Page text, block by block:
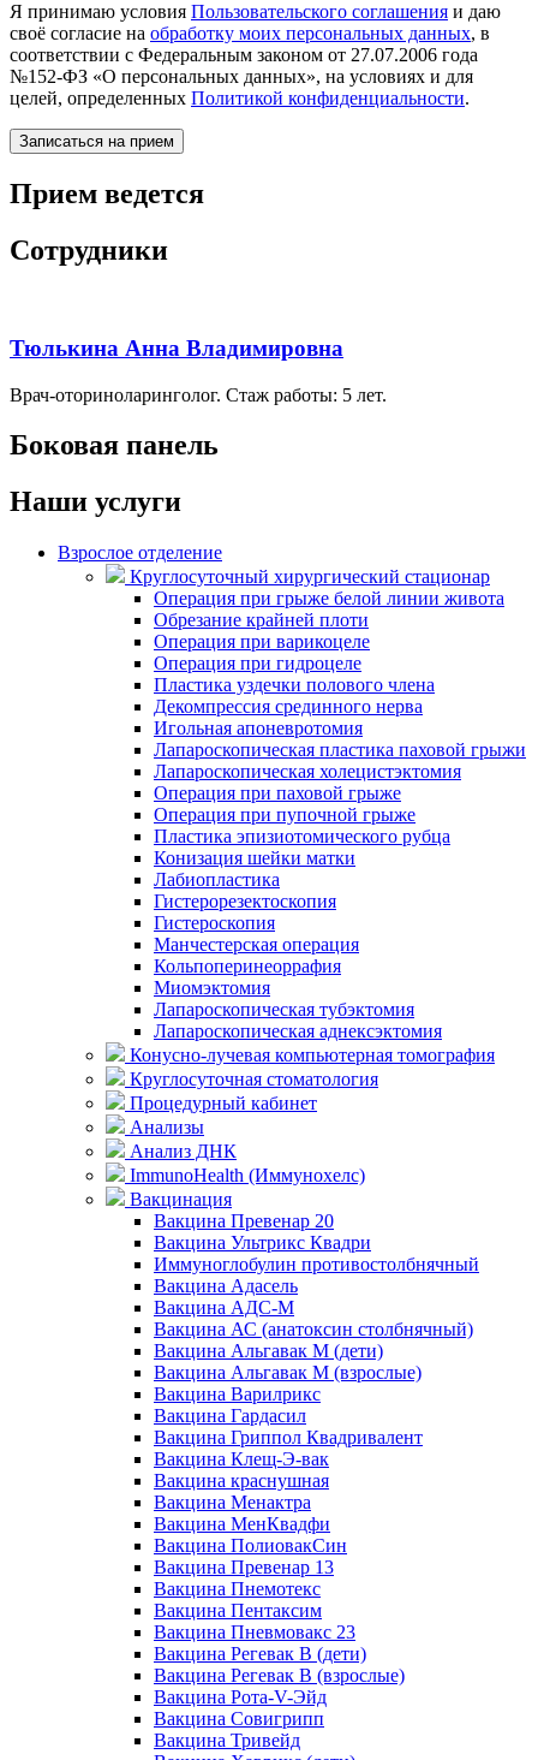
Я принимаю условия Пользовательского соглашения и даю
своё согласие на обработку моих персональных данных, в
соответствии с Федеральным законом от 27.07.2006 года
№152-ФЗ «О персональных данных», на условиях и для
целей, определенных Политикой конфиденциальности.
Прием ведется
Сотрудники
Тюлькина Анна Владимировна
Врач-оториноларинголог. Стаж работы: 5 лет.
Боковая панель
Наши услуги
Взрослое отделение
Круглосуточный хирургический стационар
Операция при грыже белой линии живота
Обрезание крайней плоти
Операция при варикоцеле
Операция при гидроцеле
Пластика уздечки полового члена
Декомпрессия срединного нерва
Игольная апоневротомия
Лапароскопическая пластика паховой грыжи
Лапароскопическая холецистэктомия
Операция при паховой грыже
Операция при пупочной грыже
Пластика эпизиотомического рубца
Конизация шейки матки
Лабиопластика
Гистерорезектоскопия
Гистероскопия
Манчестерская операция
Кольпоперинеоррафия
Миомэктомия
Лапароскопическая тубэктомия
Лапароскопическая аднексэктомия
Конусно-лучевая компьютерная томография
Круглосуточная стоматология
Процедурный кабинет
Анализы
Анализ ДНК
ImmunoHealth (Иммунохелс)
Вакцинация
Вакцина Превенар 20
Вакцина Ультрикс Квадри
Иммуноглобулин противостолбнячный
Вакцина Адасель
Вакцина АДС-М
Вакцина АС (анатоксин столбнячный)
Вакцина Альгавак М (дети)
Вакцина Альгавак М (взрослые)
Вакцина Варилрикс
Вакцина Гардасил
Вакцина Гриппол Квадривалент
Вакцина Клещ-Э-вак
Вакцина краснушная
Вакцина Менактра
Вакцина МенКвадфи
Вакцина ПолиовакСин
Вакцина Превенар 13
Вакцина Пнемотекс
Вакцина Пентаксим
Вакцина Пневмовакс 23
Вакцина Регевак В (дети)
Вакцина Регевак В (взрослые)
Вакцина Рота-V-Эйд
Вакцина Совигрипп
Вакцина Тривейд